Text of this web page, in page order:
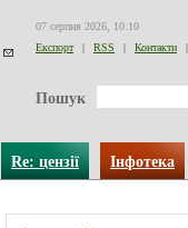
07 серпня 2026, 10:10
Експорт
| RSS | Контакти |
Пошук
Re: цензії Інфотека